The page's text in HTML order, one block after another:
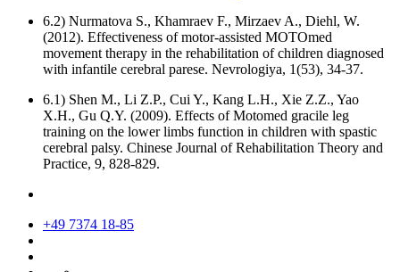
6.2) Nurmatova S., Khamraev F., Mirzaev A., Diehl, W.
(2012). Effectiveness of motor-assisted MOTOmed
movement therapy in the rehabilitation of children diagnosed
with infantile cerebral parese. Nevrologiya, 1(53), 34-37.
6.1) Shen M., Li Z.P., Cui Y., Kang L.H., Xie Z.Z., Yao
X.H., Gu Q.Y. (2009). Effects of Motomed gracile leg
training on the lower limbs function in children with spastic
cerebral palsy. Chinese Journal of Rehabilitation Theory and
Practice, 9, 828-829.
+49 7374 18-85